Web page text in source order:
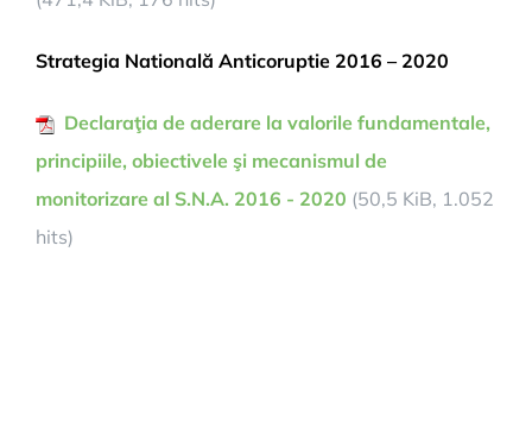
Strategia Natională Anticoruptie 2016 – 2020
Declaraţia de aderare la valorile fundamentale,
principiile, obiectivele şi mecanismul de
monitorizare al S.N.A. 2016 - 2020 (50,5 KiB, 1.052
hits)